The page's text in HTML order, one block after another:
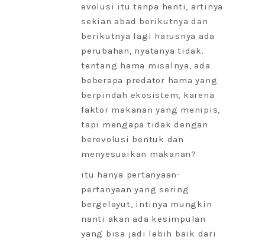
evolusi itu tanpa henti, artinya
sekian abad berikutnya dan
berikutnya lagi harusnya ada
perubahan, nyatanya tidak.
tentang hama misalnya, ada
beberapa predator hama yang
berpindah ekosistem, karena
faktor makanan yang menipis,
tapi mengapa tidak dengan
berevolusi bentuk dan
menyesuaikan makanan?
itu hanya pertanyaan-
pertanyaan yang sering
bergelayut, intinya mungkin
nanti akan ada kesimpulan
yang bisa jadi lebih baik dari